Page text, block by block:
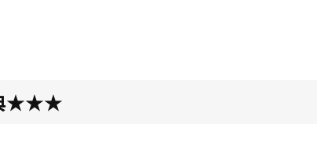
★★★